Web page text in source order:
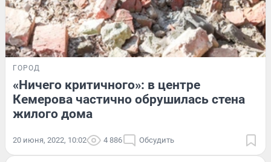
ГОРОД
«Ничего критичного»: в центре
Кемерова частично обрушилась стена
жилого дома
20 июня, 2022, 10:02 4 886 Обсудить